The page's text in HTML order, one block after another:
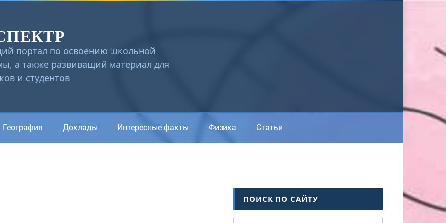
портал по освоению школьной
а также развиващий материал для
и студентов
География Доклады Интересные факты Физика Статьи
ПОИСК ПО САЙТУ